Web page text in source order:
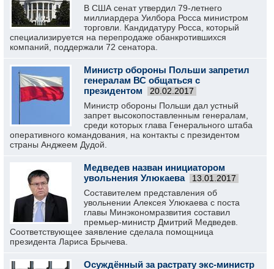
В США сенат утвердил 79-летнего
миллиардера Уилбора Росса министром
торговли. Кандидатуру Росса, который
специализируется на перепродаже обанкротившихся
компаний, поддержали 72 сенатора.
Министр обороны Польши запретил
генералам ВС общаться с
президентом
20.02.2017
Министр обороны Польши дал устный
запрет высокопоставленным генералам,
среди которых глава Генерального штаба
оперативного командования, на контакты с президентом
страны Анджеем Дудой.
Медведев назван инициатором
увольнения Улюкаева
13.01.2017
Составителем представления об
увольнении Алексея Улюкаева с поста
главы Минэкономразвития составил
премьер-министр Дмитрий Медведев.
Соответствующее заявление сделала помощница
президента Лариса Брычева.
Осуждённый за растрату экс-министр